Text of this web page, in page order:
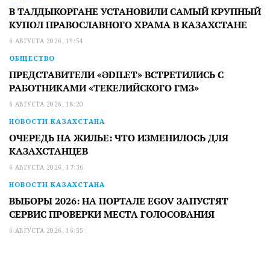
В ТАЛДЫКОРГАНЕ УСТАНОВИЛИ САМЫЙ КРУПНЫЙ
КУПОЛ ПРАВОСЛАВНОГО ХРАМА В КАЗАХСТАНЕ
6 АВГУСТА 2026, 19:54
ОБЩЕСТВО
ПРЕДСТАВИТЕЛИ «ӘDILET» ВСТРЕТИЛИСЬ С
РАБОТНИКАМИ «ТЕКЕЛИЙСКОГО ГМЗ»
6 АВГУСТА 2026, 18:20
НОВОСТИ КАЗАХСТАНА
ОЧЕРЕДЬ НА ЖИЛЬЕ: ЧТО ИЗМЕНИЛОСЬ ДЛЯ
КАЗАХСТАНЦЕВ
6 АВГУСТА 2026, 17:36
НОВОСТИ КАЗАХСТАНА
ВЫБОРЫ 2026: НА ПОРТАЛЕ EGOV ЗАПУСТЯТ
СЕРВИС ПРОВЕРКИ МЕСТА ГОЛОСОВАНИЯ
6 АВГУСТА 2026, 16:55